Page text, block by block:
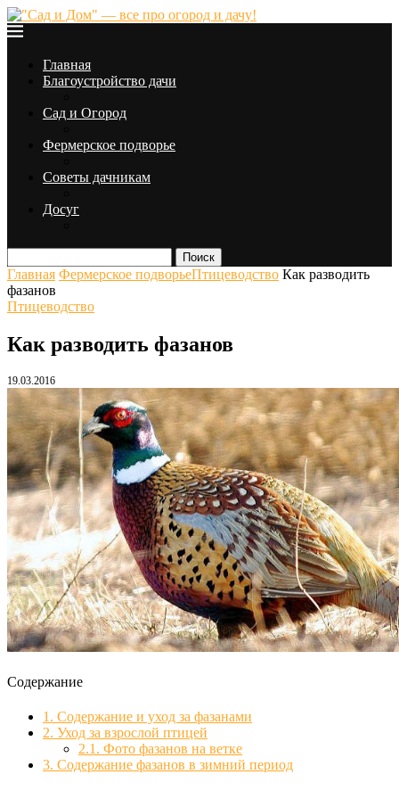
Главная
Благоустройство дачи
Сад и Огород
Фермерское подворье
Советы дачникам
Досуг
Поиск
Главная Фермерское подворьеПтицеводство Как разводить
фазанов
Птицеводство
Как разводить фазанов
19.03.2016
Содержание
1. Содержание и уход за фазанами
2. Уход за взрослой птицей
2.1. Фото фазанов на ветке
3. Содержание фазанов в зимний период